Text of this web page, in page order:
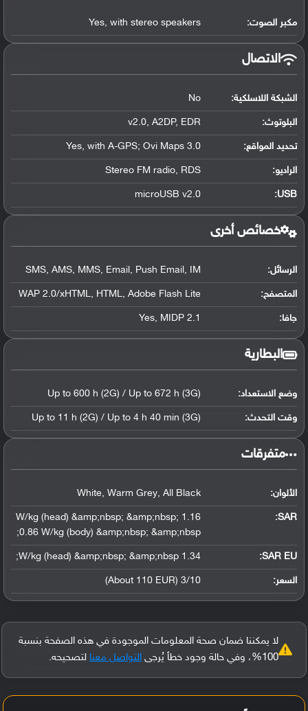
مكبر الصوت: Yes, with stereo speakers
الاتصال
الشبكة اللاسلكية: No
البلوتوث:
v2.0, A2DP, EDR
تحديد المواقع:
Yes, with A-GPS; Ovi Maps 3.0
الراديو: Stereo FM radio, RDS
USB
:
microUSB v2.0
خصائص أخرى
الرسائل: SMS, AMS, MMS, Email, Push Email, IM
المتصفح: WAP 2.0/xHTML, HTML, Adobe Flash Lite
جافا: Yes, MIDP 2.1
البطارية
وضع الاستعداد: Up to 600 h (2G) / Up to 672 h (3G)
وقت التحدث: Up to 11 h (2G) / Up to 4 h 40 min (3G)
‏متفرقات‏
الألوان: White, Warm Grey, All Black
SAR
:
1.16 W/kg (head) &amp;nbsp; &amp;nbsp;
0.86 W/kg (body) &amp;nbsp; &amp;nbsp;
SAR EU:
1.34 W/kg (head) &amp;nbsp; &amp;nbsp;
السعر: 3/10 (About 110 EUR)
لا يمكننا ضمان صحة المعلومات الموجودة في هذه الصفحة بنسبة
100%، وفي حالة وجود خطأ يُرجى
التواصل معنا لتصحيحه.